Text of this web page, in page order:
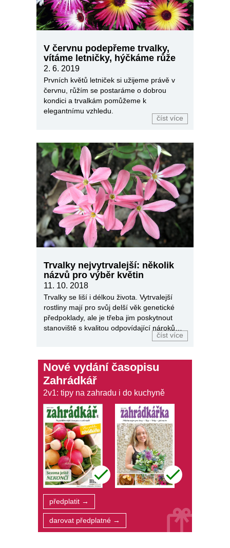
V červnu podepřeme trvalky,
vítáme letničky, hýčkáme růže
2. 6. 2019
Prvních květů letniček si užijeme právě v
červnu, růžím se postaráme o dobrou
kondici a trvalkám pomůžeme k
elegantnímu vzhledu.
číst více
Trvalky nejvytrvalejší: několik
názvů pro výběr květin
11. 10. 2018
Trvalky se liší i délkou života. Vytrvalejší
rostliny mají pro svůj delší věk genetické
předpoklady, ale je třeba jim poskytnout
stanoviště s kvalitou odpovídající nárokům
číst více
Nové vydání časopisu
Zahrádkář
2v1: tipy na zahradu i do kuchyně
předplatit →
darovat předplatné →